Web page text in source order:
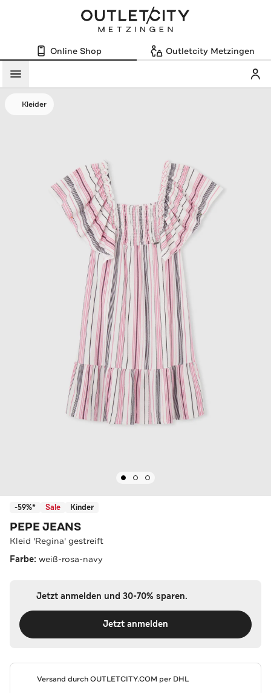
Online Shop Outletcity Metzingen
Menü
Kleider
-59%* Sale Kinder
PEPE JEANS
Kleid 'Regina' gestreift
Farbe: weiß-rosa-navy
Jetzt anmelden und 30-70% sparen.
Jetzt anmelden
Versand durchOUTLETCITY.COM per DHL